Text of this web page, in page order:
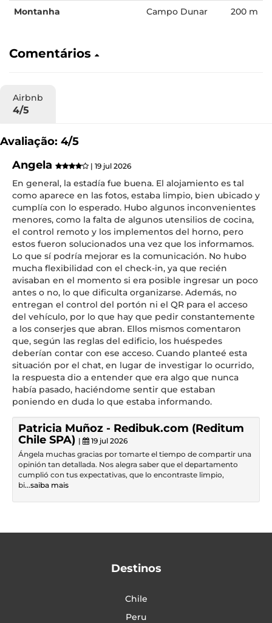
Montanha Campo Dunar 200 m
Comentários
Airbnb
4/5
Avaliação: 4/5
Angela
| 19 jul 2026
En general, la estadía fue buena. El alojamiento es tal
como aparece en las fotos, estaba limpio, bien ubicado y
cumplía con lo esperado. Hubo algunos inconvenientes
menores, como la falta de algunos utensilios de cocina,
el control remoto y los implementos del horno, pero
estos fueron solucionados una vez que los informamos.
Lo que sí podría mejorar es la comunicación. No hubo
mucha flexibilidad con el check-in, ya que recién
avisaban en el momento si era posible ingresar un poco
antes o no, lo que dificulta organizarse. Además, no
entregan el control del portón ni el QR para el acceso
del vehículo, por lo que hay que pedir constantemente
a los conserjes que abran. Ellos mismos comentaron
que, según las reglas del edificio, los huéspedes
deberían contar con ese acceso. Cuando planteé esta
situación por el chat, en lugar de investigar lo ocurrido,
la respuesta dio a entender que era algo que nunca
había pasado, haciéndome sentir que estaban
poniendo en duda lo que estaba informando.
Patricia Muñoz - Redibuk.com (Reditum
Chile SPA) |
19 jul 2026
Ángela muchas gracias por tomarte el tiempo de compartir una
opinión tan detallada. Nos alegra saber que el departamento
cumplió con tus expectativas, que lo encontraste limpio,
bi...saiba mais
Destinos
Chile
Peru